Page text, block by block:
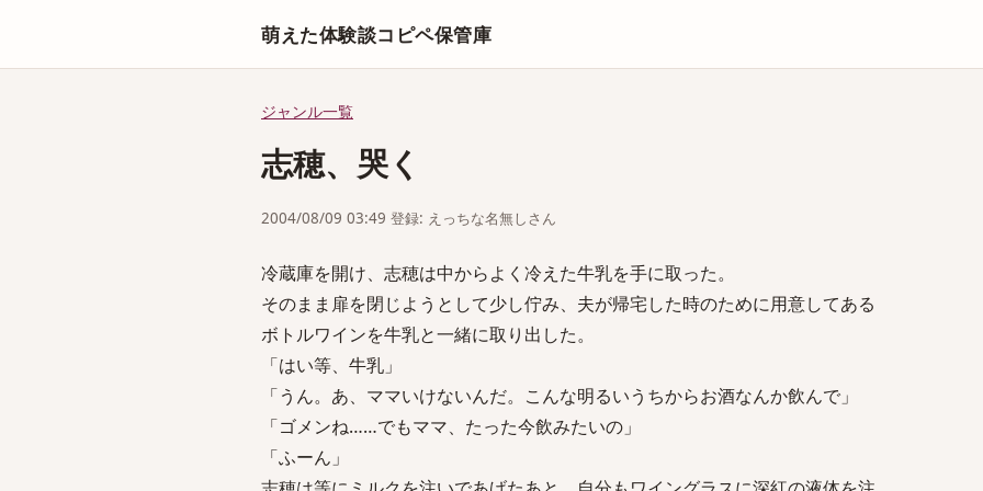
萌えた体験談コピペ保管庫
ジャンル一覧
志穂、哭く
2004/08/09 03:49 登録: えっちな名無しさん
冷蔵庫を開け、志穂は中からよく冷えた牛乳を手に取った。
そのまま扉を閉じようとして少し佇み、夫が帰宅した時のために用意してある
ボトルワインを牛乳と一緒に取り出した。
「はい等、牛乳」
「うん。あ、ママいけないんだ。こんな明るいうちからお酒なんか飲んで」
「ゴメンね……でもママ、たった今飲みたいの」
「ふーん」